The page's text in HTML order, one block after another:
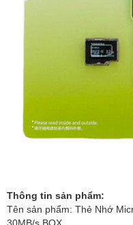
Thông tin sản phẩm:
Tên sản phẩm: Thẻ Nhớ